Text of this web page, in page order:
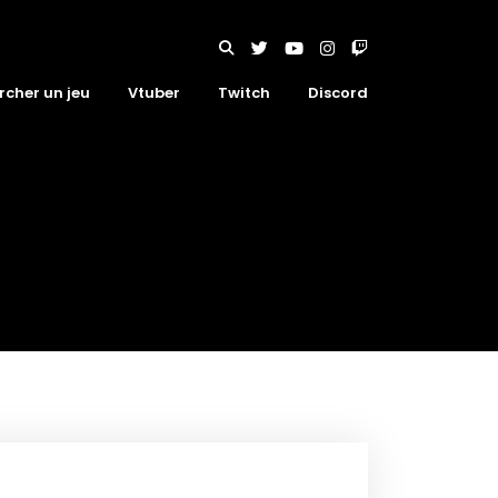
un jeu Vtuber Twitch Discord